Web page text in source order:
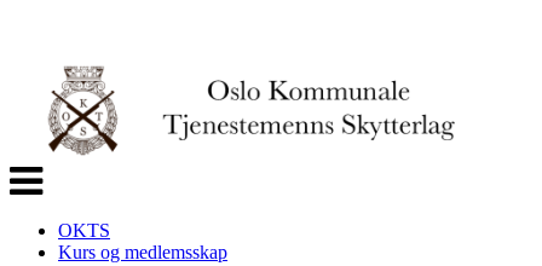
Veksle
navigasjon
OKTS
Kurs og medlemsskap